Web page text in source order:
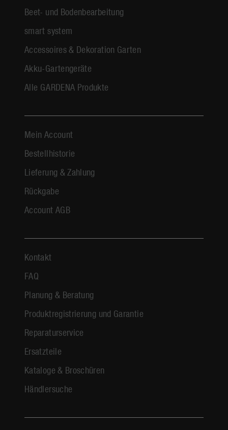
Beet- und Bodenbearbeitung
smart system
Accessoires & Dekoration Garten
Akku-Gartengeräte
Alle GARDENA Produkte
Mein Account
Bestellhistorie
Lieferung & Zahlung
Rückgabe
Account AGB
Kontakt
FAQ
Planung & Beratung
Produktregistrierung und Garantie
Reparaturservice
Ersatzteile
Kataloge & Broschüren
Händlersuche